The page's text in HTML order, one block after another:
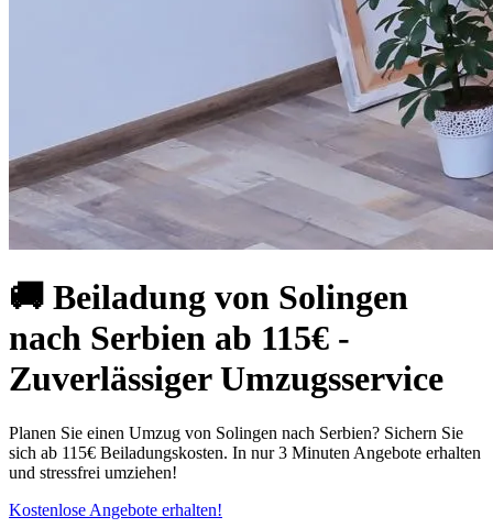
🚚 Beiladung von Solingen
nach Serbien ab 115€ -
Zuverlässiger Umzugsservice
Planen Sie einen Umzug von Solingen nach Serbien? Sichern Sie
sich ab 115€ Beiladungskosten. In nur 3 Minuten Angebote erhalten
und stressfrei umziehen!
Kostenlose Angebote erhalten!